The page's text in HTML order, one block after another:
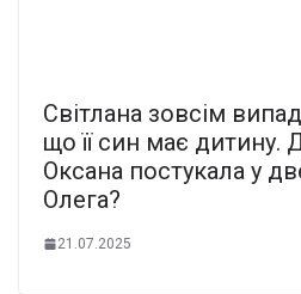
Світлана зовсім
що її син має дитину.
Оксана постукала у
Олега?
21.07.2025